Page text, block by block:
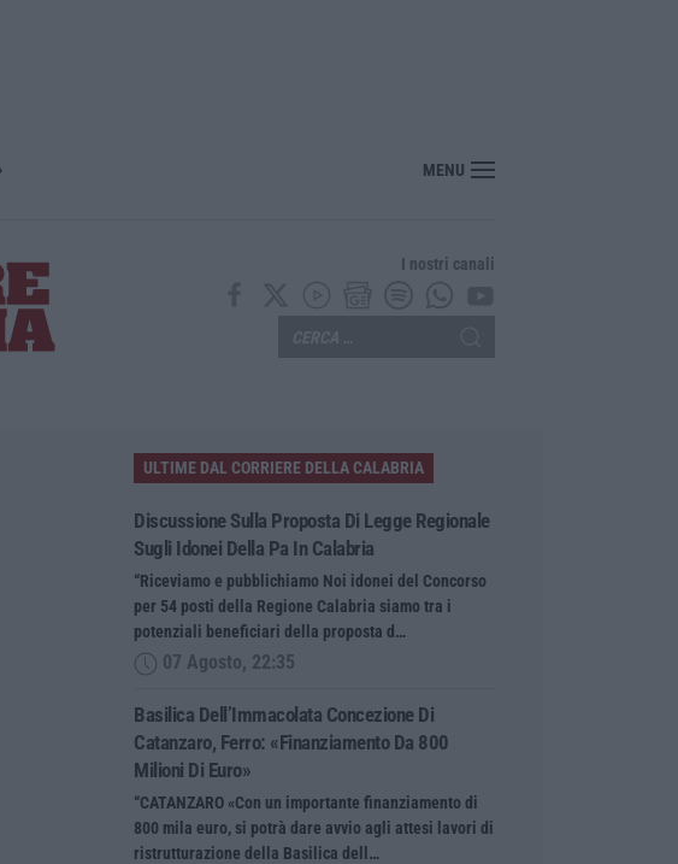
Renzi: «Conte? Sarebbe delittuoso vannaccizzare la coalizione»
MENU
I nostri canali
ULTIME DAL CORRIERE DELLA CALABRIA
Discussione Sulla Proposta Di Legge Regionale
Sugli Idonei Della Pa In Calabria
“Riceviamo e pubblichiamo Noi idonei del Concorso
per 54 posti della Regione Calabria siamo tra i
potenziali beneficiari della proposta d…
07 Agosto, 22:35
Basilica Dell’Immacolata Concezione Di
Catanzaro, Ferro: «finanziamento Da 800
Milioni Di Euro»
“CATANZARO «Con un importante finanziamento di
800 mila euro, si potrà dare avvio agli attesi lavori di
ristrutturazione della Basilica dell…